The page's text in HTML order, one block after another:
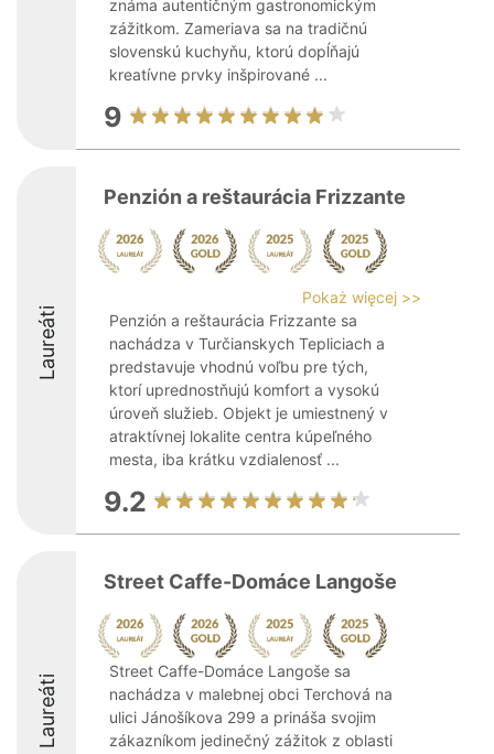
známa autentičným gastronomickým
zážitkom. Zameriava sa na tradičnú
slovenskú kuchyňu, ktorú dopĺňajú
kreatívne prvky inšpirované ...
9
Laureáti
Penzión a reštaurácia Frizzante
Pokaż więcej >>
Penzión a reštaurácia Frizzante sa
nachádza v Turčianskych Tepliciach a
predstavuje vhodnú voľbu pre tých,
ktorí uprednostňujú komfort a vysokú
úroveň služieb. Objekt je umiestnený v
atraktívnej lokalite centra kúpeľného
mesta, iba krátku vzdialenosť ...
9.2
Laureáti
Street Caffe-Domáce Langoše
Street Caffe-Domáce Langoše sa
nachádza v malebnej obci Terchová na
ulici Jánošíkova 299 a prináša svojim
zákazníkom jedinečný zážitok z oblasti